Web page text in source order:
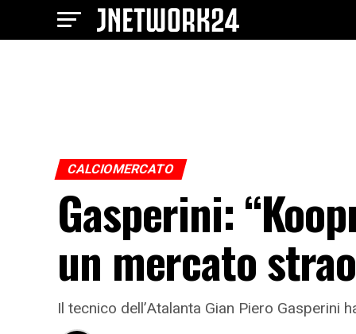
CALCIOMERCATO
Gasperini:
un mercato
Il tecnico dell’Atalanta Gian Piero